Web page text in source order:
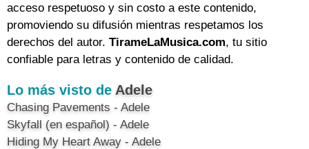
acceso respetuoso y sin costo a este contenido,
promoviendo su difusión mientras respetamos los
derechos del autor. TirameLaMusica.com, tu sitio
confiable para letras y contenido de calidad.
Lo más visto de Adele
Chasing Pavements - Adele
Skyfall (en español) - Adele
Hiding My Heart Away - Adele